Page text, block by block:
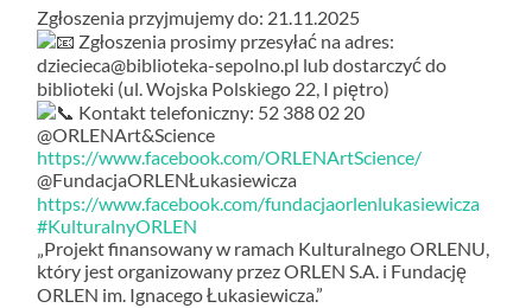
Zgłoszenia przyjmujemy do: 21.11.2025
Zgłoszenia prosimy przesyłać na adres:
dziecieca@biblioteka-sepolno.pl lub dostarczyć do
biblioteki (ul. Wojska Polskiego 22, I piętro)
Kontakt telefoniczny: 52 388 02 20
@ORLENArt&Science
https://www.facebook.com/ORLENArtScience/
@FundacjaORLENŁukasiewicza
https://www.facebook.com/fundacjaorlenlukasiewicza
#KulturalnyORLEN
„Projekt finansowany w ramach Kulturalnego ORLENU,
który jest organizowany przez ORLEN S.A. i Fundację
ORLEN im. Ignacego Łukasiewicza.”